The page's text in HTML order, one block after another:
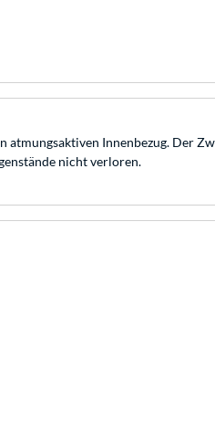
Innenbezug. Der
nicht verloren.